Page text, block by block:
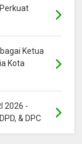
Ketua
Kota
2026 -
& DPC